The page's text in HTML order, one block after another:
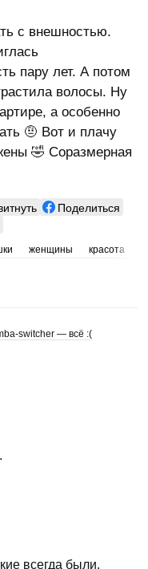
с внешностью.
пару лет. А потом
волосы. Ну
а особенно
🤨 Вот и плачу
🤣 Соразмерная
Поделиться
женщины красота
switcher — всё :(
всегда были.